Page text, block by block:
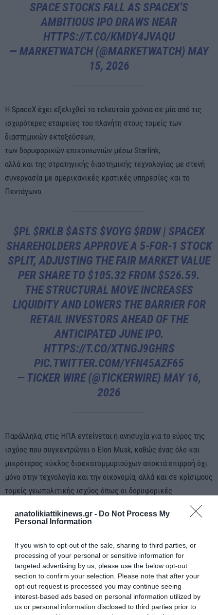
anatolikiattikinews.gr - Do Not Process My
Personal Information
If you wish to opt-out of the sale, sharing to third parties, or
processing of your personal or sensitive information for
targeted advertising by us, please use the below opt-out
section to confirm your selection. Please note that after your
opt-out request is processed you may continue seeing
interest-based ads based on personal information utilized by
us or personal information disclosed to third parties prior to
SPACE STOCKS FALL AS SPACEX’S
AMBITIOUS IPO DRAWS NEAR
HTTPS://T.CO/KMDY4JVAQU
— MARKETWATCH (@MARKETWATCH) MAY
15, 2026
Η SpaceX έχει εξελιχθεί τα τελευταία χρόνια σε μία από τις
ισχυρότερες εταιρείες του πλανήτη στους τομείς των
διαστημικών εκτοξεύσεων,
των δορυφορικών επικοινωνιών μέσω Starlink,
αλλά και της στρατηγικής διαστημικής τεχνολογίας με στενή
συνεργασία με αμερικανικές κρατικές υπηρεσίες και το
Πεντάγωνο.
$PL $RKLB $ASTS $VOYG $RDW| SPACEX
SHAREHOLDERS APPROVE A 5-FOR-1 STOCK
SPLIT, ADJUSTING THE FAIR MARKET VALUE
PER SHARE TO $105.32 FROM $526.59.
THE STRUCTURAL MOVE INCREASES
LIQUIDITY AND LOWERS THE BARRIER FOR
RETAIL INVESTORS AHEAD OF THE
ANTICIPATED JUNE IPO.
HTTPS://T.CO/XTNGJ9GHRS
PIC.TWITTER.COM/YFN45AZF65
— TICKER WIRE (@TICKERWIRE) MAY 16,
2026
Παράλληλα, στις ΗΠΑ εντείνεται η ανησυχία για το εύρος της
ισχύος που συγκεντρώνει ο Elon Musk, καθώς ένας όλο και
μικρότερος κύκλος δισεκατομμυριούχων αποκτά επιρροή όχι
μόνο στην τεχνολογία και την οικονομία, αλλά και σε κρίσιμους
τομείς γεωπολιτικής ισχύος όπως οι δορυφορικές
επικοινωνίες, η άμυνα, η τεχνητή νοημοσύνη και πλέον το ίδιο
το διάστημα.
στρατηγικών υποδομών και πολιτικής επιρροής δημιουργεί ένα
νέο μοντέλο«ιδιωτικής υπερδύναμης»με επιρροή που σε
ορισμένες περιπτώσεις αρχίζει να συγκρίνεται ακόμη και με
εκείνη κρατών.